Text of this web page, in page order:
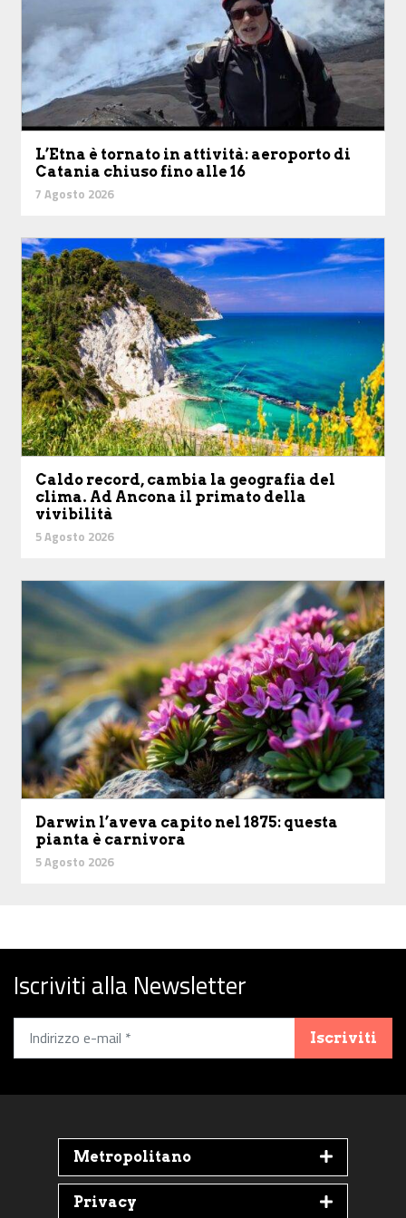
L’Etna è tornato in attività: aeroporto di
Catania chiuso fino alle 16
7 Agosto 2026
Caldo record, cambia la geografia del
clima. Ad Ancona il primato della
vivibilità
5 Agosto 2026
Darwin l’aveva capito nel 1875: questa
pianta è carnivora
5 Agosto 2026
Iscriviti alla Newsletter
Iscriviti
Metropolitano
Privacy